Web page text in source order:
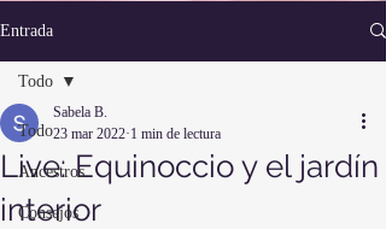
Entrada
Todo
Ancestros
Consejos
Todo
Live: Equinoccio y el jardín
interior
Sabela B.
23 mar 2022 1 min de lectura